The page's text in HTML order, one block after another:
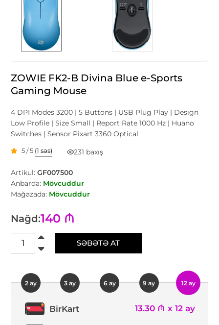
ZOWIE FK2-B Divina Blue e-Sports
Gaming Mouse
4 DPI Modes 3200 | 5 Buttons | USB Plug Play | Design
Low Profile | Size Small | Report Rate 1000 Hz | Huano
Switches | Sensor Pixart 3360 Optical
5 / 5 (1 səs) 231 baxış
Artikul:GF007500
Anbarda: Mövcuddur
Mağazada: Mövcuddur
Nağd:140 ₼
SƏBƏTƏ AT
2 ay 3 ay 6 ay 9 ay 12 ay
BirKart 13.30 ₼ x 12 ay